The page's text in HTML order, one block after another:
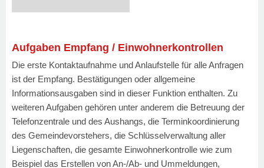
Aufgaben Empfang / Einwohnerkontrollen
Die erste Kontaktaufnahme und Anlaufstelle für alle Anfragen
ist der Empfang. Bestätigungen oder allgemeine
Informationsausgaben sind in dieser Funktion enthalten. Zu
weiteren Aufgaben gehören unter anderem die Betreuung der
Telefonzentrale und des Aushangs, die Terminkoordinierung
des Gemeindevorstehers, die Schlüsselverwaltung aller
Liegenschaften, die gesamte Einwohnerkontrolle wie zum
Beispiel das Erstellen von An-/Ab- und Ummeldungen,